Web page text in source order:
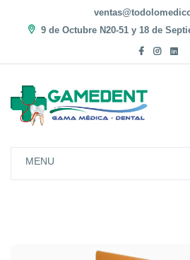
9 de Octubre N20-51 y 18 de
MENU